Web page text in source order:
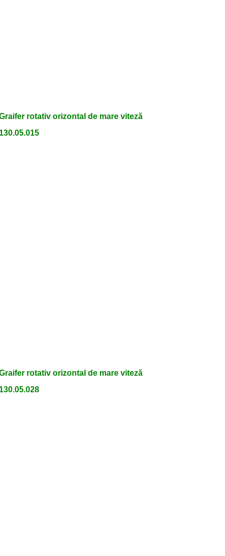
rotativ orizontal de mare viteză
rotativ orizontal de mare viteză